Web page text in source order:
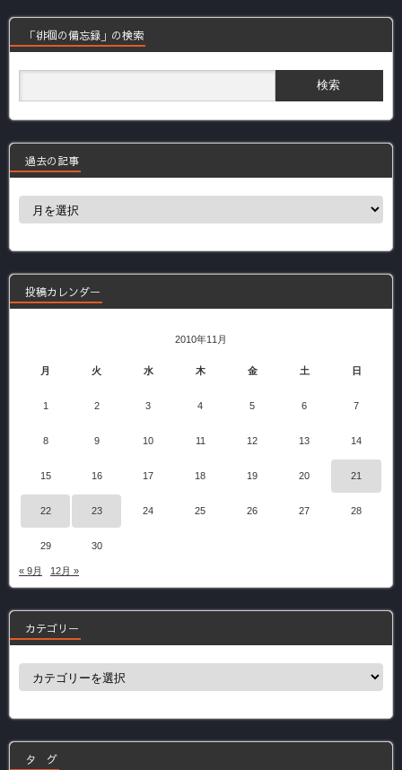
「徘徊の備忘録」の検索
過去の記事
過
事
投稿カレンダー
2010年11月
月 火 水 木 金 土 日
1 2 3 4 5 6 7
8 9 10 11 12 13 14
15 16 17 18 19 20 21
22 23 24 25 26 27 28
29 30
« 9月 12月 »
カテゴリー
カ
ー
タ グ